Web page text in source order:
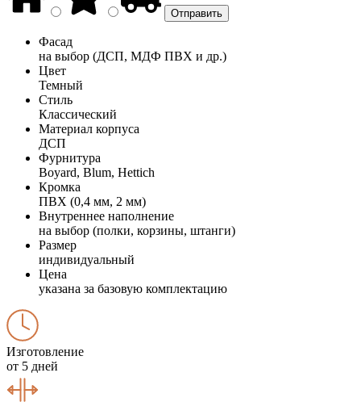
Фасад
на выбор (ДСП, МДФ ПВХ и др.)
Цвет
Темный
Стиль
Классический
Материал корпуса
ДСП
Фурнитура
Boyard, Blum, Hettich
Кромка
ПВХ (0,4 мм, 2 мм)
Внутреннее наполнение
на выбор (полки, корзины, штанги)
Размер
индивидуальный
Цена
указана за базовую комплектацию
Изготовление
от 5 дней